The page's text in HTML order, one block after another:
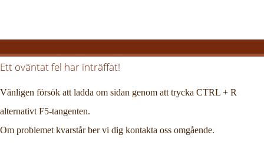
Ett oväntat fel har inträffat!
Vänligen försök att ladda om sidan genom att trycka CTRL + R
alternativt F5-tangenten.
Om problemet kvarstår ber vi dig kontakta oss omgående.